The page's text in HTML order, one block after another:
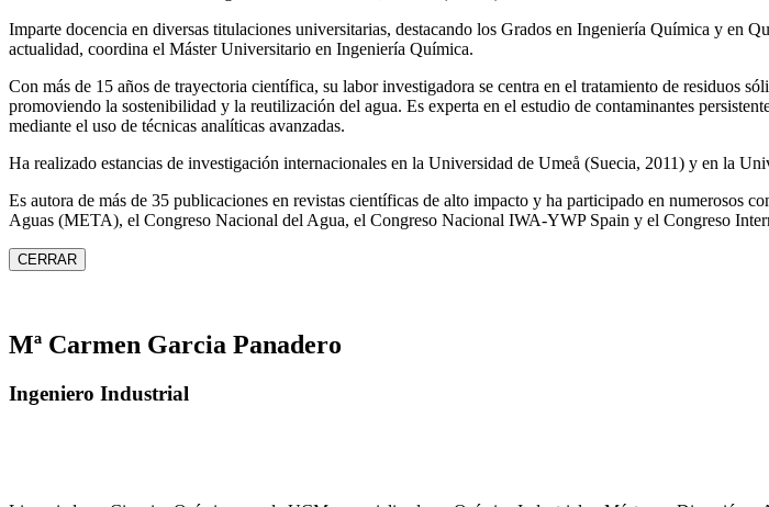
Imparte docencia en diversas titulaciones universitarias, destacando los Grados en Ingeniería Química y en
actualidad, coordina el Máster Universitario en Ingeniería Química.
Con más de 15 años de trayectoria científica, su labor investigadora se centra en el tratamiento de residuos
promoviendo la sostenibilidad y la reutilización del agua. Es experta en el estudio de contaminantes
mediante el uso de técnicas analíticas avanzadas.
Ha realizado estancias de investigación internacionales en la Universidad de Umeå (Suecia, 2011) y en la
Es autora de más de 35 publicaciones en revistas científicas de alto impacto y ha participado en numerosos
Aguas (META), el Congreso Nacional del Agua, el Congreso Nacional IWA‑YWP Spain y el Congreso
CERRAR
Mª Carmen Garcia Panadero
Ingeniero Industrial